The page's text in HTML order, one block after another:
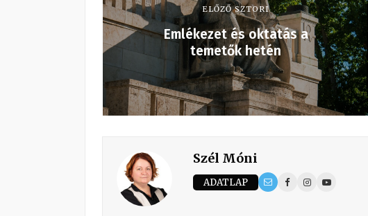
ELŐZŐ SZTORI
Emlékezet és oktatás a
temetők hetén
Szél Móni
ADATLAP